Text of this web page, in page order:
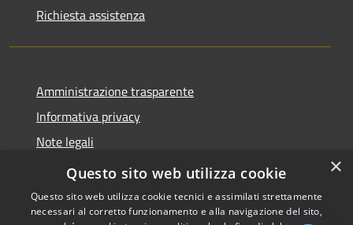
Richiesta assistenza
Amministrazione trasparente
Informativa privacy
Note legali
Dichiarazione di accessibilità
×
Questo sito web utilizza cookie
Questo sito web utilizza cookie tecnici e assimilati strettamente
necessari al corretto funzionamento e alla navigazione del sito,